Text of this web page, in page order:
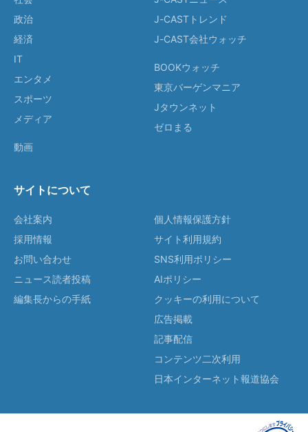
政治
経済
IT
エンタメ
スポーツ
メディア
動画
J-CASTトレンド
J-CAST会社ウォッチ
BOOKウォッチ
東京バーゲンマニア
Jタウンネット
ゼロまる
サイトについて
会社案内
採用情報
お問い合わせ
ニュース読者投稿
編集長からの手紙
個人情報保護方針
サイト利用規約
SNS利用ポリシー
AIポリシー
クッキーの利用について
広告掲載
記事配信
コンテンツ二次利用
日本インターネット報道協会